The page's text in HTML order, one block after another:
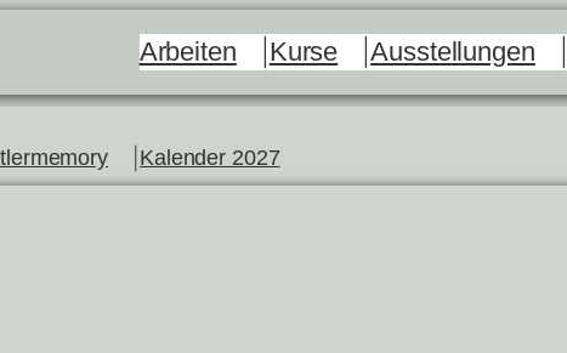
Arbeiten Kurse Ausstellungen
Kalender 2027